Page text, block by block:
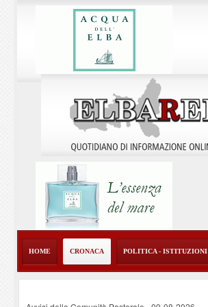
HOME CRONACA POLITICA - ISTITUZIONI